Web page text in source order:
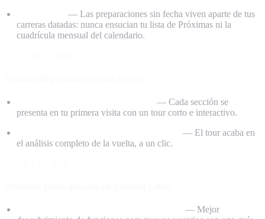
— Las preparaciones sin fecha viven aparte de tus
carreras datadas: nunca ensucian tu lista de Próximas ni la
cuadrícula mensual del calendario.
— Cada sección se
presenta en tu primera visita con un tour corto e interactivo.
— El tour acaba en
el análisis completo de la vuelta, a un clic.
— Mejor